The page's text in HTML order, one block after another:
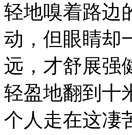
轻地嗅着路边
动，但眼睛却
远，才舒展强
轻盈地翻到十
个人走在这凄